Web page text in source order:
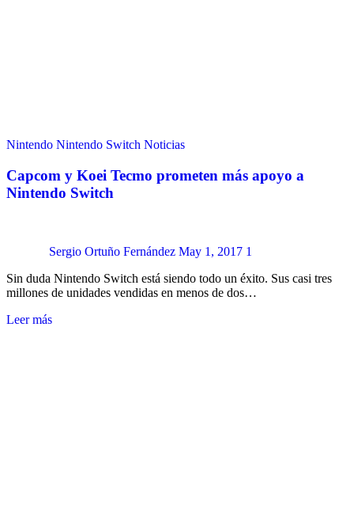
Nintendo Nintendo Switch Noticias
Capcom y Koei Tecmo prometen más apoyo a
Nintendo Switch
Sergio Ortuño Fernández May 1, 2017 1
Sin duda Nintendo Switch está siendo todo un éxito. Sus casi tres
millones de unidades vendidas en menos de dos…
Leer más